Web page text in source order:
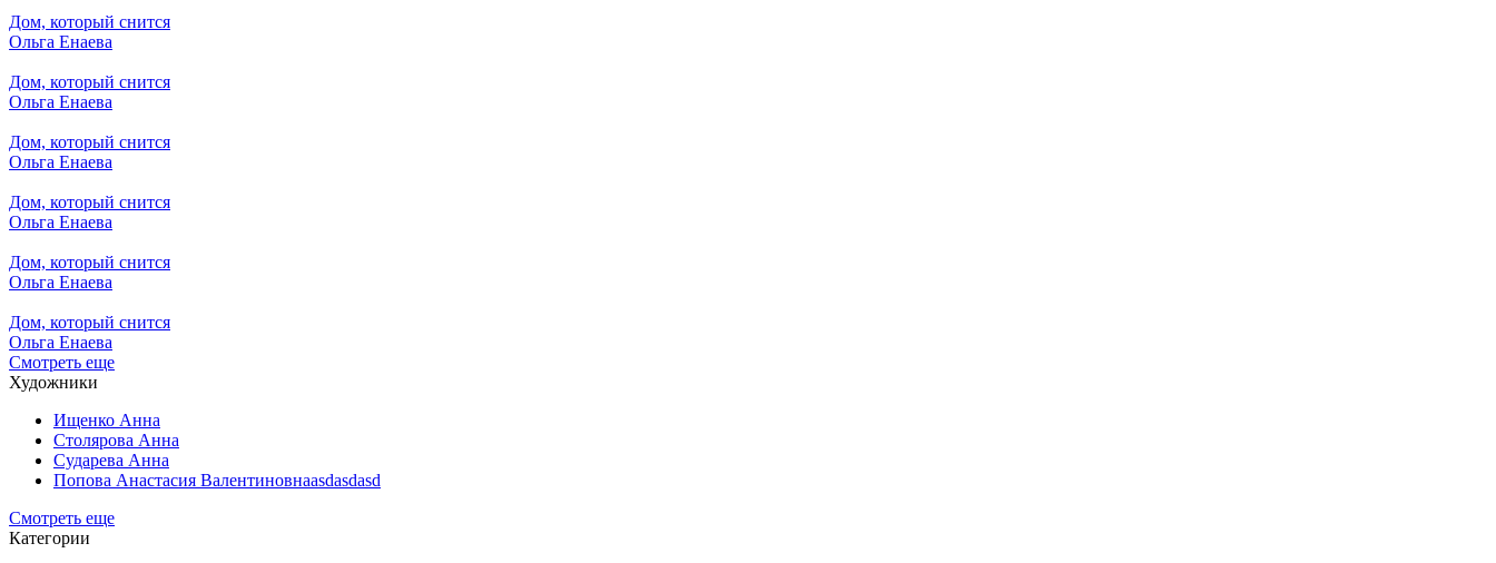
Дом, который снится
Ольга Енаева
Дом, который снится
Ольга Енаева
Дом, который снится
Ольга Енаева
Дом, который снится
Ольга Енаева
Дом, который снится
Ольга Енаева
Дом, который снится
Ольга Енаева
Смотреть еще
Художники
Ищенко Анна
Столярова Анна
Сударева Анна
Попова Анастасия Валентиновнаasdasdasd
Смотреть еще
Категории